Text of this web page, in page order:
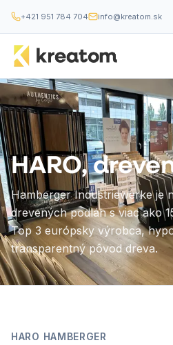
+421 951 784 704 info@kreatom.sk
HARO,
Hamberger Industriewerke je
drevených podláh s viac ako
Top 3 európsky výrobca,
transparentný pôvod dreva.
HARO HAMBERGER